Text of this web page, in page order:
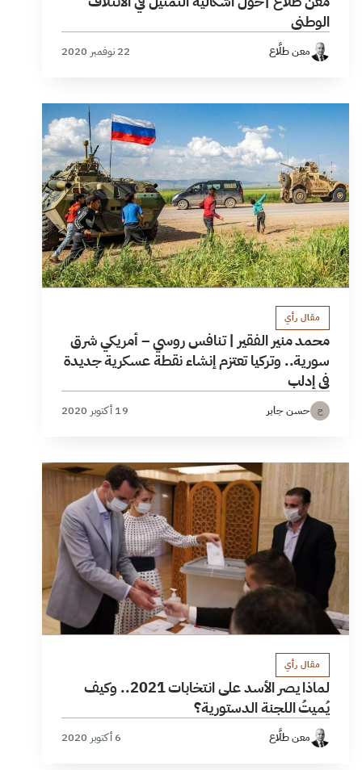
الوطني
معن طلَّاع 22 نوفمبر 2020
مقال رأي
محمد منير الفقير | تنافس روسي – أمريكي شرق
سورية.. وتركيا تعتزم إنشاء نقطة عسكرية جديدة
في إدلب
ح حسن جابر 19 أكتوبر 2020
مقال رأي
لماذا يصر الأسد على انتخابات 2021.. وكيف
يُميتُ اللجنة الدستورية؟
معن طلَّاع 6 أكتوبر 2020